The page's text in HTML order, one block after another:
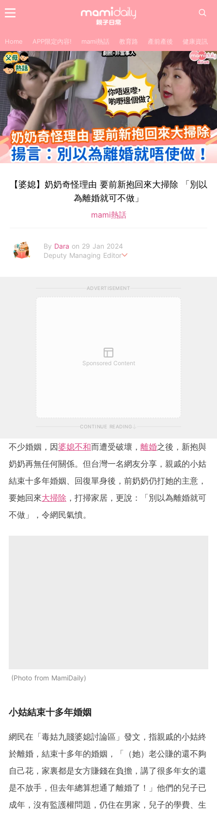
Home APP限定內容! mami熱話 教育路 產前產後 健康資訊
【婆媳】奶奶奇怪理由 要前新抱回來大掃除 「別以
為離婚就可不做」
mami熱話
By Dara on 29 Jan 2024
Deputy Managing Editor
ADVERTISEMENT
Sponsored Content
CONTINUE READING
不少婚姻，因婆媳不和而遭受破壞， 離婚之後，新抱與
奶奶再無任何關係。但台灣一名網友分享，親戚的小姑
結束十多年婚姻、回復單身後，前奶奶仍打她的主意，
要她回來大掃除 ，打掃家居，更說：「別以為離婚就可
不做」，令網民氣憤。
Photo from MamiDaily
小姑結束十多年婚姻
網民在「毒姑九賤婆媳討論區」發文，指親戚的小姑終
於離婚，結束十多年的婚姻，「（她）老公賺的還不夠
自己花，家裏都是女方賺錢在負擔，講了很多年女的還
是不放手，但去年總算想通了離婚了！」他們的兒子已
成年，沒有監護權問題，仍住在男家，兒子的學費、生